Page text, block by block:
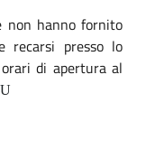
hanno fornito
recarsi presso lo
di apertura al